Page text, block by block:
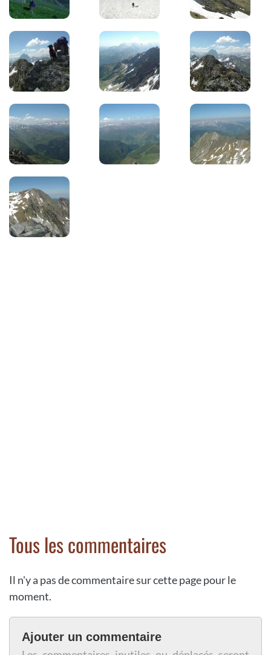
Tous les commentaires
Il n'y a pas de commentaire sur cette page pour le
moment.
Ajouter un commentaire